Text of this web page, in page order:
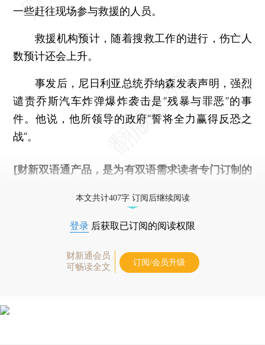
一些赶往现场参与救援的人员。
救援机构预计，随着搜救工作的进行，伤亡人
数预计还会上升。
事发后，尼日利亚总统乔纳森发表声明，强烈
谴责乔斯汽车炸弹爆炸袭击是“残暴与罪恶”的事
件。他说，他所领导的政府“誓将全力赢得反恐之
战”。
[财新双语通产品，是为有双语需求读者专门订制的
本文共计407字 订阅后继续阅读
登录 后获取已订阅的阅读权限
财新通会员
可畅读全文
订阅/会员升级